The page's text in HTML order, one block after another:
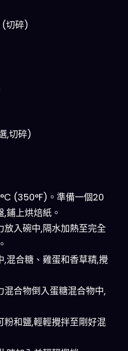
(切碎)
,切碎)
(350°F)。準備一個20
鋪上烘焙紙。
放入碗中,隔水加熱至完全
,混合糖、雞蛋和香草精,攪
混合物倒入蛋糖混合物中,
粉和鹽,輕輕攪拌至剛好混